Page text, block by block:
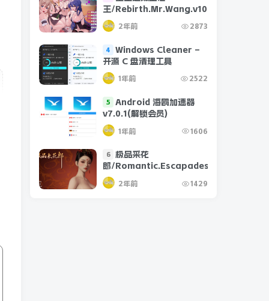
王/Rebirth.Mr.Wang.v10032020
2年前 2873
4
Windows Cleaner –
开源 C 盘清理工具
1年前 2522
5
Android 海鸥加速器
v7.0.1(解锁会员)
1年前 1606
6
极品采花
郎/Romantic.Escapades.v1.2.1
2年前 1429